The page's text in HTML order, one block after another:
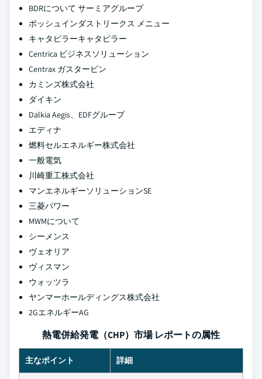
BDRについて サーミアグループ
ボッシュインダストリークス メニュー
キャタピラーキャタピラー
Centrica ビジネスソリューション
Centrax ガスタービン
カミンズ株式会社
ダイキン
Dalkia Aegis、EDFグループ
エディナ
燃料セルエネルギー株式会社
一般電気
川崎重工株式会社
マンエネルギーソリューションSE
三菱パワー
MWMについて
シーメンス
ヴェオリア
ヴィスマン
ウォッツラ
ヤンマーホールディングス株式会社
2GエネルギーAG
熱電併給発電（CHP）市場 レポートの属性
主なポイント 詳細